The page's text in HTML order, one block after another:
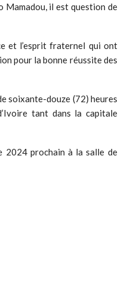
Mamadou, il est question de
et l’esprit fraternel qui ont
pour la bonne réussite des
soixante-douze (72) heures
tant dans la capitale
2024 prochain à la salle de